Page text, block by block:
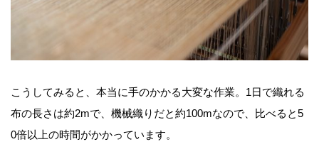
こうしてみると、本当に手のかかる大変な作業。1日で織れる
布の長さは約2mで、機械織りだと約100mなので、比べると5
0倍以上の時間がかかっています。